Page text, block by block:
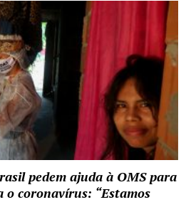
pedem ajuda à OMS para
o coronavírus: “Estamos